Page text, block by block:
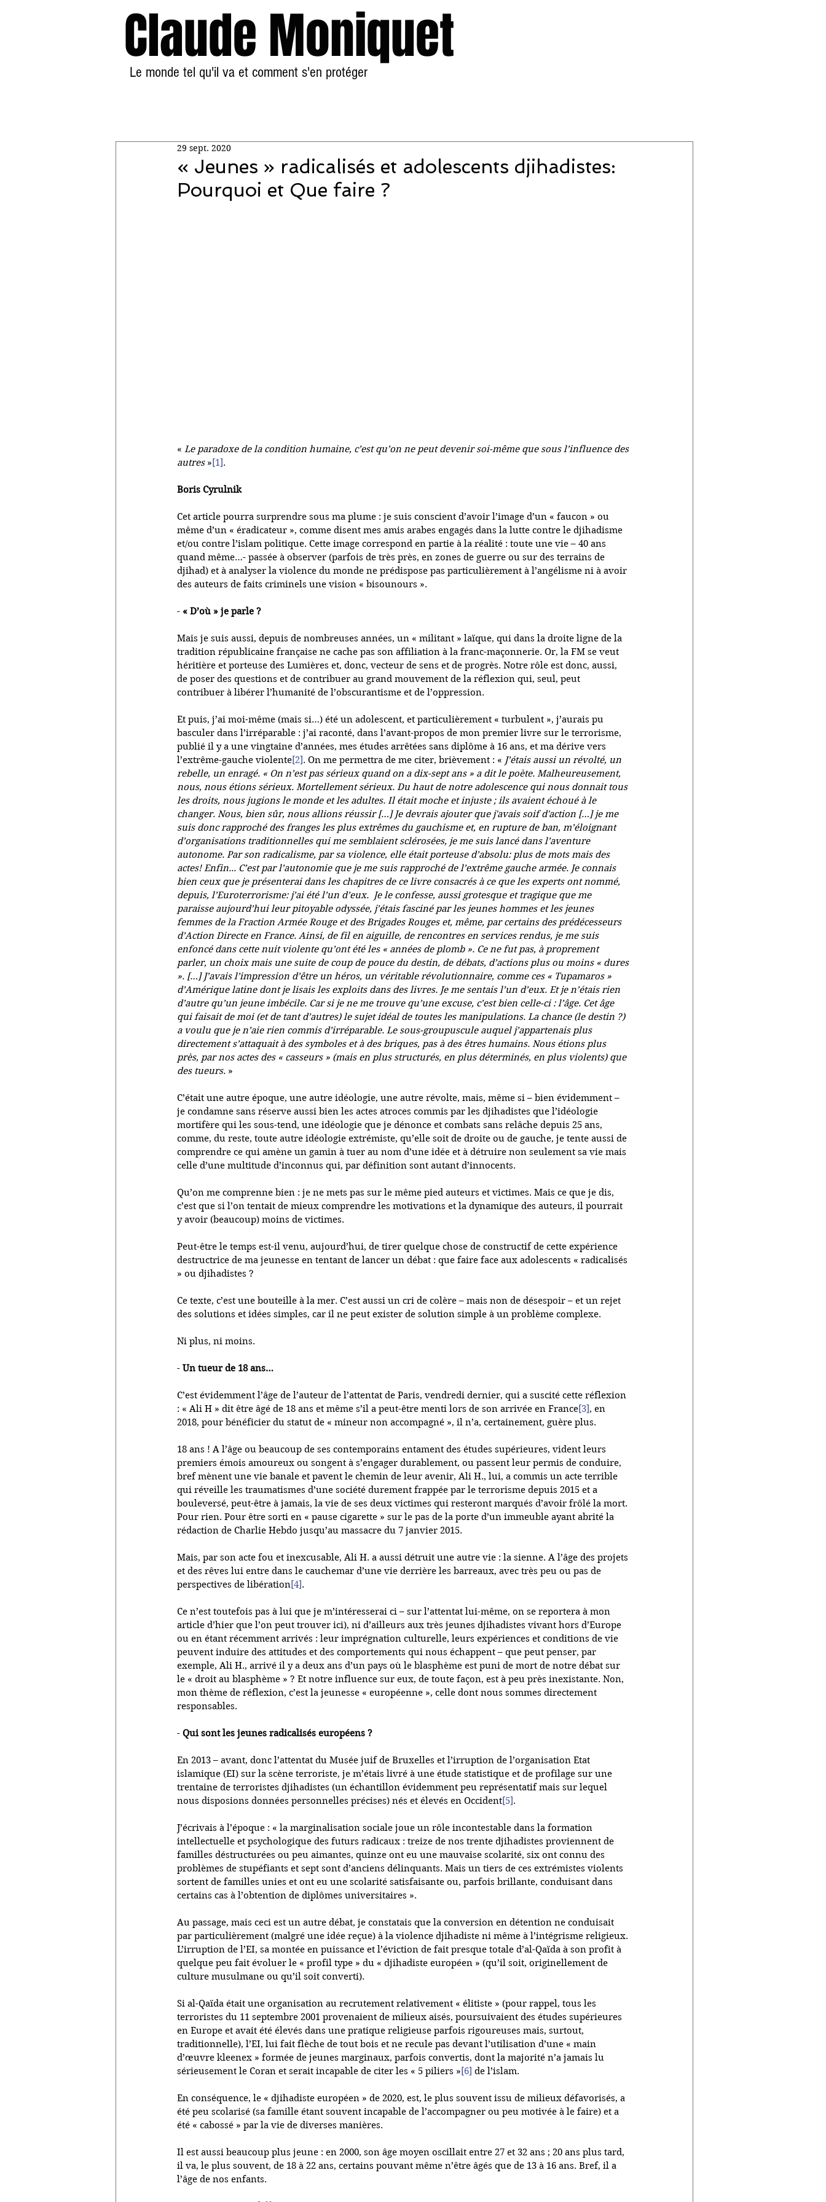
Claude Moniquet
Le monde tel qu'il va et comment s'en protéger
« Jeunes » radicalisés et adolescents djihadistes:
Pourquoi et Que faire ?
29 sept. 2020
« Le paradoxe de la condition humaine, c’est qu’on ne peut devenir soi-même que sous l’influence des
autres » [1].
Boris Cyrulnik
Cet article pourra surprendre sous ma plume : je suis conscient d’avoir l’image d’un « faucon » ou
même d’un « éradicateur », comme disent mes amis arabes engagés dans la lutte contre le djihadisme
et/ou contre l’islam politique. Cette image correspond en partie à la réalité : toute une vie – 40 ans
quand même…- passée à observer (parfois de très près, en zones de guerre ou sur des terrains de
djihad) et à analyser la violence du monde ne prédispose pas particulièrement à l’angélisme ni à avoir
des auteurs de faits criminels une vision « bisounours ».
- « D’où » je parle ?
Mais je suis aussi, depuis de nombreuses années, un « militant » laïque, qui dans la droite ligne de la
tradition républicaine française ne cache pas son affiliation à la franc-maçonnerie. Or, la FM se veut
héritière et porteuse des Lumières et, donc, vecteur de sens et de progrès. Notre rôle est donc, aussi,
de poser des questions et de contribuer au grand mouvement de la réflexion qui, seul, peut
contribuer à libérer l’humanité de l’obscurantisme et de l’oppression.
Et puis, j’ai moi-même (mais si…) été un adolescent, et particulièrement « turbulent », j’aurais pu
basculer dans l’irréparable : j’ai raconté, dans l’avant-propos de mon premier livre sur le terrorisme,
publié il y a une vingtaine d’années, mes études arrêtées sans diplôme à 16 ans, et ma dérive vers
l’extrême-gauche violente[2]. On me permettra de me citer, brièvement : « J’étais aussi un révolté, un
rebelle, un enragé. « On n’est pas sérieux quand on a dix-sept ans » a dit le poète. Malheureusement,
nous, nous étions sérieux. Mortellement sérieux. Du haut de notre adolescence qui nous donnait tous
les droits, nous jugions le monde et les adultes. Il était moche et injuste ; ils avaient échoué à le
changer. Nous, bien sûr, nous allions réussir […] Je devrais ajouter que j'avais soif d'action […] je me
suis donc rapproché des franges les plus extrêmes du gauchisme et, en rupture de ban, m’éloignant
d’organisations traditionnelles qui me semblaient sclérosées, je me suis lancé dans l’aventure
autonome. Par son radicalisme, par sa violence, elle était porteuse d’absolu: plus de mots mais des
actes! Enfin... C’est par l’autonomie que je me suis rapproché de l’extrême gauche armée. Je connais
bien ceux que je présenterai dans les chapitres de ce livre consacrés à ce que les experts ont nommé,
depuis, l’Euroterrorisme: j’ai été l’un d’eux.  Je le confesse, aussi grotesque et tragique que me
paraisse aujourd’hui leur pitoyable odyssée, j’étais fasciné par les jeunes hommes et les jeunes
femmes de la Fraction Armée Rouge et des Brigades Rouges et, même, par certains des prédécesseurs
d’Action Directe en France. Ainsi, de fil en aiguille, de rencontres en services rendus, je me suis
enfoncé dans cette nuit violente qu’ont été les « années de plomb ». Ce ne fut pas, à proprement
parler, un choix mais une suite de coup de pouce du destin, de débats, d’actions plus ou moins « dures
». […] J’avais l’impression d’être un héros, un véritable révolutionnaire, comme ces « Tupamaros »
d’Amérique latine dont je lisais les exploits dans des livres. Je me sentais l’un d’eux. Et je n’étais rien
d’autre qu’un jeune imbécile. Car si je ne me trouve qu’une excuse, c’est bien celle-ci : l’âge. Cet âge
qui faisait de moi (et de tant d’autres) le sujet idéal de toutes les manipulations. La chance (le destin ?)
a voulu que je n’aie rien commis d’irréparable. Le sous-groupuscule auquel j’appartenais plus
directement s’attaquait à des symboles et à des briques, pas à des êtres humains. Nous étions plus
près, par nos actes des « casseurs » (mais en plus structurés, en plus déterminés, en plus violents) que
des tueurs. »
C’était une autre époque, une autre idéologie, une autre révolte, mais, même si – bien évidemment –
je condamne sans réserve aussi bien les actes atroces commis par les djihadistes que l’idéologie
mortifère qui les sous-tend, une idéologie que je dénonce et combats sans relâche depuis 25 ans,
comme, du reste, toute autre idéologie extrémiste, qu’elle soit de droite ou de gauche, je tente aussi de
comprendre ce qui amène un gamin à tuer au nom d’une idée et à détruire non seulement sa vie mais
celle d’une multitude d’inconnus qui, par définition sont autant d’innocents.
Qu’on me comprenne bien : je ne mets pas sur le même pied auteurs et victimes. Mais ce que je dis,
c’est que si l’on tentait de mieux comprendre les motivations et la dynamique des auteurs, il pourrait
y avoir (beaucoup) moins de victimes.
Peut-être le temps est-il venu, aujourd’hui, de tirer quelque chose de constructif de cette expérience
destructrice de ma jeunesse en tentant de lancer un débat : que faire face aux adolescents « radicalisés
» ou djihadistes ?
Ce texte, c’est une bouteille à la mer. C’est aussi un cri de colère – mais non de désespoir – et un rejet
des solutions et idées simples, car il ne peut exister de solution simple à un problème complexe.
Ni plus, ni moins.
- Un tueur de 18 ans…
C’est évidemment l’âge de l’auteur de l’attentat de Paris, vendredi dernier, qui a suscité cette réflexion
: « Ali H » dit être âgé de 18 ans et même s’il a peut-être menti lors de son arrivée en France[3], en
2018, pour bénéficier du statut de « mineur non accompagné », il n’a, certainement, guère plus.
18 ans ! A l’âge ou beaucoup de ses contemporains entament des études supérieures, vident leurs
premiers émois amoureux ou songent à s’engager durablement, ou passent leur permis de conduire,
bref mènent une vie banale et pavent le chemin de leur avenir, Ali H., lui, a commis un acte terrible
qui réveille les traumatismes d’une société durement frappée par le terrorisme depuis 2015 et a
bouleversé, peut-être à jamais, la vie de ses deux victimes qui resteront marqués d’avoir frôlé la mort.
Pour rien. Pour être sorti en « pause cigarette » sur le pas de la porte d’un immeuble ayant abrité la
rédaction de Charlie Hebdo jusqu’au massacre du 7 janvier 2015.
Mais, par son acte fou et inexcusable, Ali H. a aussi détruit une autre vie : la sienne. A l’âge des projets
et des rêves lui entre dans le cauchemar d’une vie derrière les barreaux, avec très peu ou pas de
perspectives de libération[4].
Ce n’est toutefois pas à lui que je m’intéresserai ci – sur l’attentat lui-même, on se reportera à mon
article d’hier que l’on peut trouver ici), ni d’ailleurs aux très jeunes djihadistes vivant hors d’Europe
ou en étant récemment arrivés : leur imprégnation culturelle, leurs expériences et conditions de vie
peuvent induire des attitudes et des comportements qui nous échappent – que peut penser, par
exemple, Ali H., arrivé il y a deux ans d’un pays où le blasphème est puni de mort de notre débat sur
le « droit au blasphème » ? Et notre influence sur eux, de toute façon, est à peu près inexistante. Non,
mon thème de réflexion, c’est la jeunesse « européenne », celle dont nous sommes directement
responsables.
- Qui sont les jeunes radicalisés européens ?
En 2013 – avant, donc l’attentat du Musée juif de Bruxelles et l’irruption de l’organisation Etat
islamique (EI) sur la scène terroriste, je m’étais livré à une étude statistique et de profilage sur une
trentaine de terroristes djihadistes (un échantillon évidemment peu représentatif mais sur lequel
nous disposions données personnelles précises) nés et élevés en Occident[5].
J’écrivais à l’époque : « la marginalisation sociale joue un rôle incontestable dans la formation
intellectuelle et psychologique des futurs radicaux : treize de nos trente djihadistes proviennent de
familles déstructurées ou peu aimantes, quinze ont eu une mauvaise scolarité, six ont connu des
problèmes de stupéfiants et sept sont d’anciens délinquants. Mais un tiers de ces extrémistes violents
sortent de familles unies et ont eu une scolarité satisfaisante ou, parfois brillante, conduisant dans
certains cas à l’obtention de diplômes universitaires ».
Au passage, mais ceci est un autre débat, je constatais que la conversion en détention ne conduisait
par particulièrement (malgré une idée reçue) à la violence djihadiste ni même à l’intégrisme religieux.
L’irruption de l’EI, sa montée en puissance et l’éviction de fait presque totale d’al-Qaïda à son profit à
quelque peu fait évoluer le « profil type » du « djihadiste européen » (qu’il soit, originellement de
culture musulmane ou qu’il soit converti).
Si al-Qaïda était une organisation au recrutement relativement « élitiste » (pour rappel, tous les
terroristes du 11 septembre 2001 provenaient de milieux aisés, poursuivaient des études supérieures
en Europe et avait été élevés dans une pratique religieuse parfois rigoureuses mais, surtout,
traditionnelle), l’EI, lui fait flèche de tout bois et ne recule pas devant l’utilisation d’une « main
d’œuvre kleenex » formée de jeunes marginaux, parfois convertis, dont la majorité n’a jamais lu
sérieusement le Coran et serait incapable de citer les « 5 piliers » [6] de l’islam.
En conséquence, le « djihadiste européen » de 2020, est, le plus souvent issu de milieux défavorisés, a
été peu scolarisé (sa famille étant souvent incapable de l’accompagner ou peu motivée à le faire) et a
été « cabossé » par la vie de diverses manières.
Il est aussi beaucoup plus jeune : en 2000, son âge moyen oscillait entre 27 et 32 ans ; 20 ans plus tard,
il va, le plus souvent, de 18 à 22 ans, certains pouvant même n’être âgés que de 13 à 16 ans. Bref, il a
l’âge de nos enfants.